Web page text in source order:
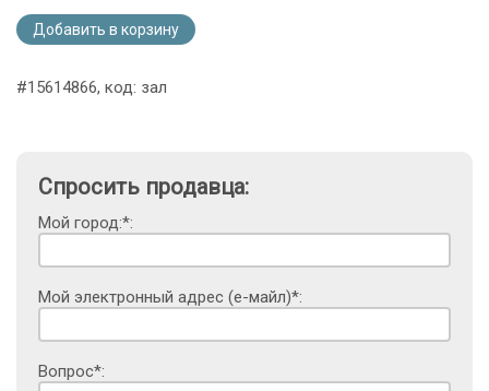
Добавить в корзину
#15614866, код: зал
Спросить продавца:
Мой город:*:
Мой электронный адрес (е-майл)*:
Вопрос*: